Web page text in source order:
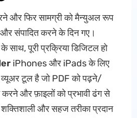
और फिर सामग्री को मैन्युअल रूप
संपादित करने के दिन गए।
साथ, पूरी प्रक्रिया डिजिटल हो
iPhones और iPads के लिए
टूल है जो PDF को पढ़ने/
और फ़ाइलों को प्रभावी ढंग से
और सहज तरीका प्रदान